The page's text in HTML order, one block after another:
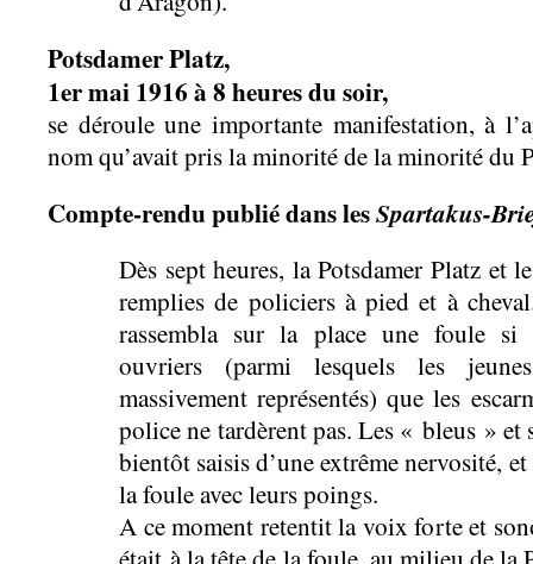
Potsdamer Platz,
1er mai 1916 à 8 heures du soir,
se déroule une importante manifestation, à
nom qu’avait pris la minorité de la minorité du
Compte-rendu publié dans lesSpartakus-
Dès sept heures, la Potsdamer Platz et
remplies de policiers à pied et à
rassembla sur la place une foule si
ouvriers (parmi lesquels les
massivement représentés) que les
police ne tardèrent pas. Les « bleus »
bientôt saisis d’une extrême nervosité,
la foule avec leurs poings.
A ce moment retentit la voix forte et